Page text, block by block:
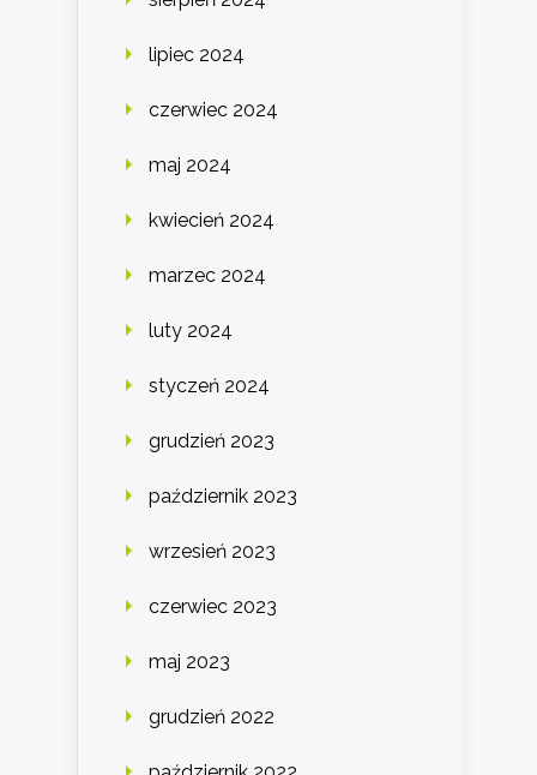
lipiec 2024
czerwiec 2024
maj 2024
kwiecień 2024
marzec 2024
luty 2024
styczeń 2024
grudzień 2023
październik 2023
wrzesień 2023
czerwiec 2023
maj 2023
grudzień 2022